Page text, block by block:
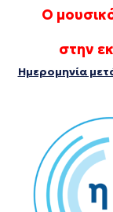
Ο
στην
Ημερομηνία